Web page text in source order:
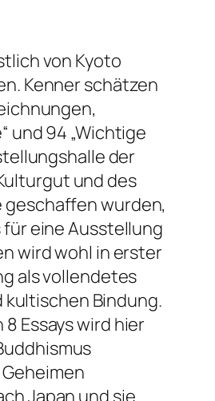
von Kyoto
Kenner schätzen
und 94 „Wichtige
der
und des
geschaffen wurden,
eine Ausstellung
wird wohl in erster
als vollendetes
Bindung.
Essays wird hier
Japan und sie